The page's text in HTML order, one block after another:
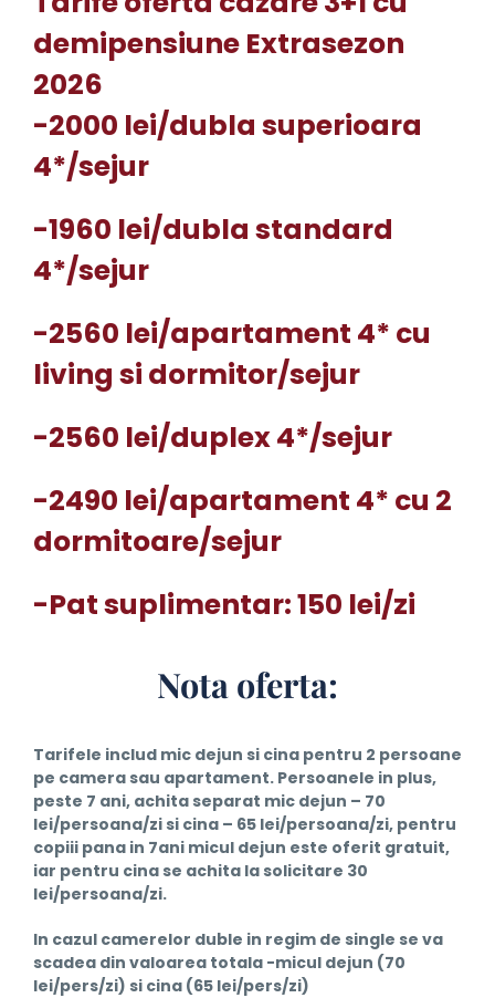
demipensiune Extrasezon
2026
-2000 lei/dubla superioara
4*/sejur
-1960 lei/dubla standard
4*/sejur
-2560 lei/apartament 4* cu
living si dormitor/sejur
-2560 lei/duplex 4*/sejur
-2490 lei/apartament 4* cu 2
dormitoare/sejur
-Pat suplimentar: 150 lei/zi
Nota oferta:
Tarifele includ mic dejun si cina pentru 2 persoane
pe camera sau apartament. Persoanele in plus,
peste 7 ani, achita separat mic dejun – 70
lei/persoana/zi si cina – 65 lei/persoana/zi, pentru
copiii pana in 7ani micul dejun este oferit gratuit,
iar pentru cina se achita la solicitare 30
lei/persoana/zi.
In cazul camerelor duble in regim de single se va
scadea din valoarea totala -micul dejun (70
lei/pers/zi) si cina (65 lei/pers/zi)